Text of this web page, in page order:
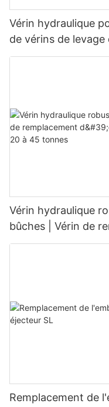
Vérin hydraulique
de vérins de
neige (OEM)
Vérin hydraulique
bûches | Vérin de
fendeuses de
Remplacement de